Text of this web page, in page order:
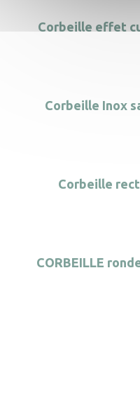
Corbeille effet
Corbeille Inox
Corbeille
CORBEILLE